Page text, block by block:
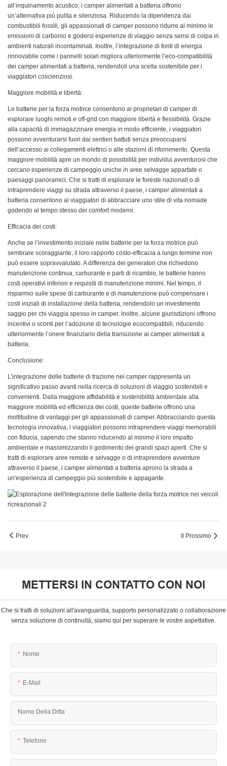
all’inquinamento acustico, i camper alimentati a batteria offrono
un’alternativa più pulita e silenziosa. Riducendo la dipendenza dai
combustibili fossili, gli appassionati di camper possono ridurre al minimo le
emissioni di carbonio e godersi esperienze di viaggio senza sensi di colpa in
ambienti naturali incontaminati. Inoltre, l’integrazione di fonti di energia
rinnovabile come i pannelli solari migliora ulteriormente l’eco-compatibilità
dei camper alimentati a batteria, rendendoli una scelta sostenibile per i
viaggiatori coscienziosi.
Maggiore mobilità e libertà:
Le batterie per la forza motrice consentono ai proprietari di camper di
esplorare luoghi remoti e off-grid con maggiore libertà e flessibilità. Grazie
alla capacità di immagazzinare energia in modo efficiente, i viaggiatori
possono avventurarsi fuori dai sentieri battuti senza preoccuparsi
dell’accesso ai collegamenti elettrici o alle stazioni di rifornimento. Questa
maggiore mobilità apre un mondo di possibilità per individui avventurosi che
cercano esperienze di campeggio uniche in aree selvagge appartate o
paesaggi panoramici. Che si tratti di esplorare le foreste nazionali o di
intraprendere viaggi su strada attraverso il paese, i camper alimentati a
batteria consentono ai viaggiatori di abbracciare uno stile di vita nomade
godendo al tempo stesso dei comfort moderni.
Efficacia dei costi:
Anche se l’investimento iniziale nelle batterie per la forza motrice può
sembrare scoraggiante, il loro rapporto costo-efficacia a lungo termine non
può essere sopravvalutato. A differenza dei generatori che richiedono
manutenzione continua, carburante e parti di ricambio, le batterie hanno
costi operativi inferiori e requisiti di manutenzione minimi. Nel tempo, il
risparmio sulle spese di carburante e di manutenzione può compensare i
costi iniziali di installazione della batteria, rendendolo un investimento
saggio per chi viaggia spesso in camper. Inoltre, alcune giurisdizioni offrono
incentivi o sconti per l’adozione di tecnologie ecocompatibili, riducendo
ulteriormente l’onere finanziario della transizione ai camper alimentati a
batteria.
Conclusione:
L’integrazione delle batterie di trazione nei camper rappresenta un
significativo passo avanti nella ricerca di soluzioni di viaggio sostenibili e
convenienti. Dalla maggiore affidabilità e sostenibilità ambientale alla
maggiore mobilità ed efficienza dei costi, queste batterie offrono una
moltitudine di vantaggi per gli appassionati di camper. Abbracciando questa
tecnologia innovativa, i viaggiatori possono intraprendere viaggi memorabili
con fiducia, sapendo che stanno riducendo al minimo il loro impatto
ambientale e massimizzando il godimento dei grandi spazi aperti. Che si
tratti di esplorare aree remote e selvagge o di intraprendere avventure
attraverso il paese, i camper alimentati a batteria aprono la strada a
un'esperienza di campeggio più sostenibile e appagante.
Prev Il Prossimo
METTERSI IN CONTATTO CON NOI
Che si tratti di soluzioni all'avanguardia, supporto personalizzato o collaborazione
senza soluzione di continuità, siamo qui per superare le vostre aspettative.
Nome
E-Mail
Nome Della Ditta
Telefono